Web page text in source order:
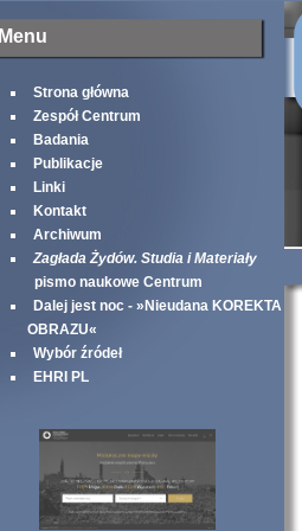
Menu
Strona główna
Zespół Centrum
Badania
Publikacje
Linki
Kontakt
Archiwum
Zagłada Żydów. Studia i Materiały
pismo naukowe Centrum
Dalej jest noc - »Nieudana KOREKTA
OBRAZU«
Wybór źródeł
EHRI PL